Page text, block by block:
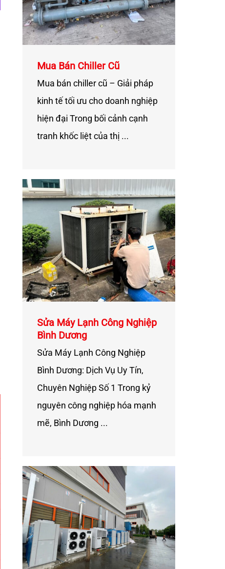
Mua Bán Chiller Cũ
Mua bán chiller cũ – Giải pháp
kinh tế tối ưu cho doanh nghiệp
hiện đại Trong bối cảnh cạnh
tranh khốc liệt của thị ...
Sửa Máy Lạnh Công Nghiệp
Bình Dương
Sửa Máy Lạnh Công Nghiệp
Bình Dương: Dịch Vụ Uy Tín,
Chuyên Nghiệp Số 1 Trong kỷ
nguyên công nghiệp hóa mạnh
mẽ, Bình Dương ...